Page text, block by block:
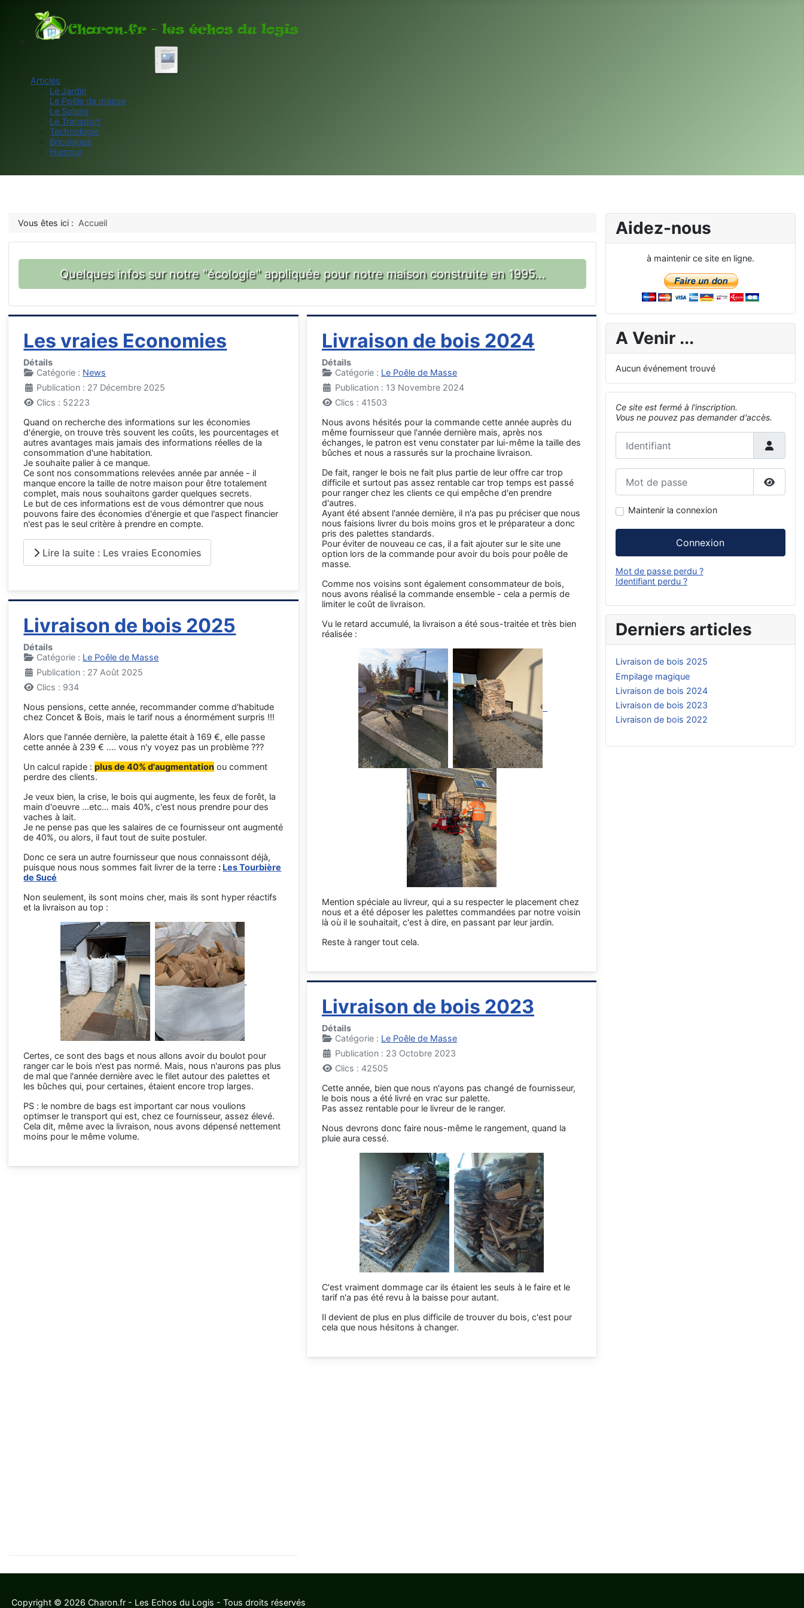
Articles
Le Jardin
Le Poêle de masse
Le Solaire
Le Transport
Technologie
Bricolages
Humour
Vous êtes ici : Accueil
Quelques infos sur notre "écologie" appliquée pour notre maison construite en 1995...
Les vraies Economies
Détails
Catégorie : News
Publication : 27 Décembre 2025
Clics : 52223
Quand on recherche des informations sur les économies
d'énergie, on trouve très souvent les coûts, les pourcentages et
autres avantages mais jamais des informations réelles de la
consommation d'une habitation.
Je souhaite palier à ce manque.
Ce sont nos consommations relevées année par année - il
manque encore la taille de notre maison pour être totalement
complet, mais nous souhaitons garder quelques secrets.
Le but de ces informations est de vous démontrer que nous
pouvons faire des économies d'énergie et que l'aspect financier
n'est pas le seul critère à prendre en compte.
Lire la suite : Les vraies Economies
Livraison de bois 2025
Détails
Catégorie : Le Poêle de Masse
Publication : 27 Août 2025
Clics : 934
Nous pensions, cette année, recommander comme d'habitude
chez Concet & Bois, mais le tarif nous a énormément surpris !!!
Alors que l'année dernière, la palette était à 169 €, elle passe
cette année à 239 € .... vous n'y voyez pas un problème ???
Un calcul rapide :plus de 40% d'augmentation ou comment
perdre des clients.
Je veux bien, la crise, le bois qui augmente, les feux de forêt, la
main d'oeuvre ...etc... mais 40%, c'est nous prendre pour des
vaches à lait.
Je ne pense pas que les salaires de ce fournisseur ont augmenté
de 40%, ou alors, il faut tout de suite postuler.
Donc ce sera un autre fournisseur que nous connaissont déjà,
puisque nous nous sommes fait livrer de la terre : Les Tourbière
de Sucé
Non seulement, ils sont moins cher, mais ils sont hyper réactifs
et la livraison au top :
Certes, ce sont des bags et nous allons avoir du boulot pour
ranger car le bois n'est pas normé. Mais, nous n'aurons pas plus
de mal que l'année dernière avec le filet autour des palettes et
les bûches qui, pour certaines, étaient encore trop larges.
PS : le nombre de bags est important car nous voulions
optimser le transport qui est, chez ce fournisseur, assez élevé.
Cela dit, même avec la livraison, nous avons dépensé nettement
moins pour le même volume.
Livraison de bois 2024
Détails
Catégorie : Le Poêle de Masse
Publication : 13 Novembre 2024
Clics : 41503
Nous avons hésités pour la commande cette année auprès du
même fournisseur que l'année dernière mais, après nos
échanges, le patron est venu constater par lui-même la taille des
bûches et nous a rassurés sur la prochaine livraison.
De fait, ranger le bois ne fait plus partie de leur offre car trop
difficile et surtout pas assez rentable car trop temps est passé
pour ranger chez les clients ce qui empêche d'en prendre
d'autres.
Ayant été absent l'année dernière, il n'a pas pu préciser que nous
nous faisions livrer du bois moins gros et le préparateur a donc
pris des palettes standards.
Pour éviter de nouveau ce cas, il a fait ajouter sur le site une
option lors de la commande pour avoir du bois pour poêle de
masse.
Comme nos voisins sont également consommateur de bois,
nous avons réalisé la commande ensemble - cela a permis de
limiter le coût de livraison.
Vu le retard accumulé, la livraison a été sous-traitée et très bien
réalisée :
Mention spéciale au livreur, qui a su respecter le placement chez
nous et a été déposer les palettes commandées par notre voisin
là où il le souhaitait, c'est à dire, en passant par leur jardin.
Reste à ranger tout cela.
Livraison de bois 2023
Détails
Catégorie : Le Poêle de Masse
Publication : 23 Octobre 2023
Clics : 42505
Cette année, bien que nous n'ayons pas changé de fournisseur,
le bois nous a été livré en vrac sur palette.
Pas assez rentable pour le livreur de le ranger.
Nous devrons donc faire nous-même le rangement, quand la
pluie aura cessé.
C'est vraiment dommage car ils étaient les seuls à le faire et le
tarif n'a pas été revu à la baisse pour autant.
Il devient de plus en plus difficile de trouver du bois, c'est pour
cela que nous hésitons à changer.
Aidez-nous
à maintenir ce site en ligne.
A Venir ...
Aucun événement trouvé
Ce site est fermé à l'inscription.
Vous ne pouvez pas demander d'accès.
Identifiant
Mot de passe
Maintenir la connexion
Connexion
Mot de passe perdu ?
Identifiant perdu ?
Derniers articles
Livraison de bois 2025
Empilage magique
Livraison de bois 2024
Livraison de bois 2023
Livraison de bois 2022
Copyright © 2026 Charon.fr - Les Echos du Logis - Tous droits réservés